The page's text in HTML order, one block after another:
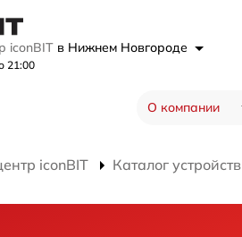
iconBIT в Нижнем Новгороде
21:00
О компании
iconBIT Каталог устройств